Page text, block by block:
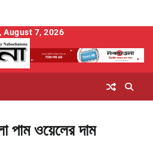
August 7, 2026
পাম ওয়েলের দাম